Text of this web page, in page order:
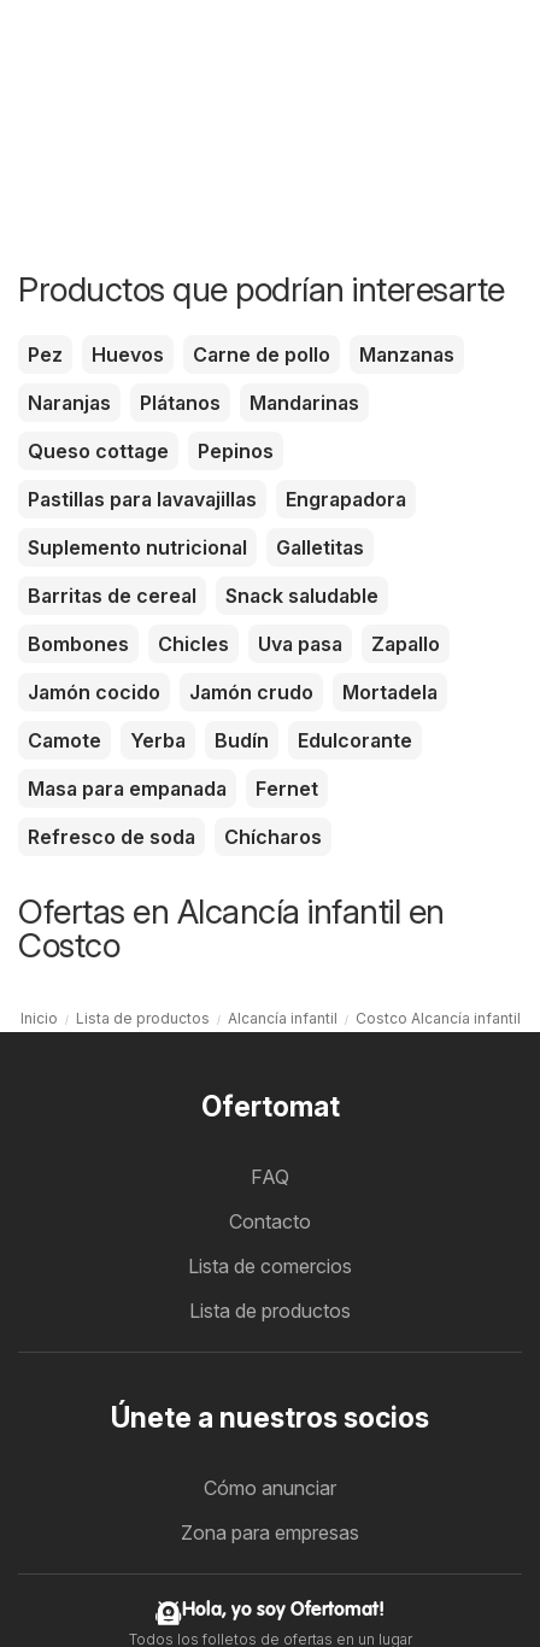
Productos que podrían interesarte
Pez Huevos Carne de pollo
Manzanas
Naranjas
Plátanos
Mandarinas
Queso cottage
Pepinos
Pastillas para lavavajillas
Engrapadora
Suplemento nutricional
Galletitas
Barritas de cereal
Snack saludable
Bombones
Chicles Uva pasa
Zapallo
Jamón cocido
Jamón crudo
Mortadela
Camote
Yerba Budín
Edulcorante
Masa para empanada
Fernet
Refresco de soda
Chícharos
Ofertas en Alcancía infantil en
Costco
Inicio Lista de productos Alcancía infantil Costco Alcancía infantil
Ofertomat
FAQ
Contacto
Lista de comercios
Lista de productos
Únete a nuestros socios
Cómo anunciar
Zona para empresas
Hola, yo soy Ofertomat!
Todos los folletos de ofertas en un lugar